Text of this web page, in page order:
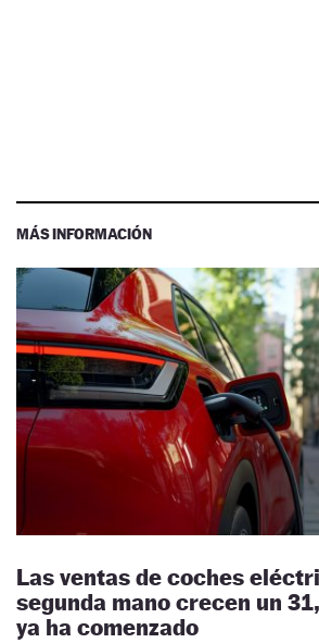
MÁS INFORMACIÓN
Las ventas de coches
segunda mano crecen un
ya ha comenzado